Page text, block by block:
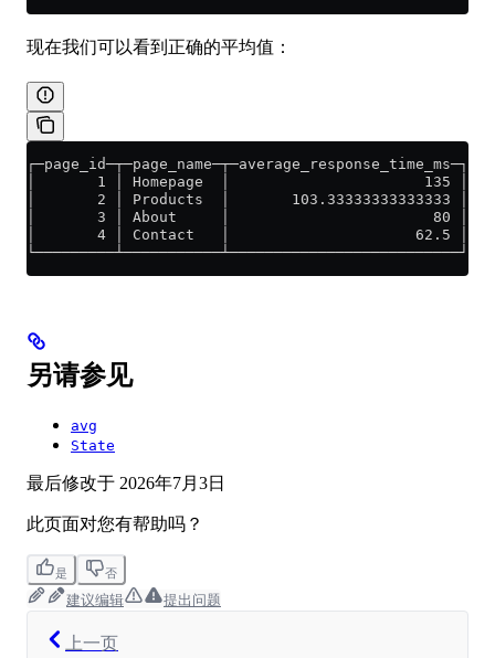
现在我们可以看到正确的平均值：
┌─page_id─┬─page_name─┬─average_response_time_ms─┐
│       1 │ Homepage  │                      135 │
│       2 │ Products  │       103.33333333333333 │
│       3 │ About     │                       80 │
│       4 │ Contact   │                     62.5 │
└─────────┴───────────┴──────────────────────────┘
另请参见
avg
State
最后修改于 2026年7月3日
此页面对您有帮助吗？
是 否
建议编辑 提出问题
上一页